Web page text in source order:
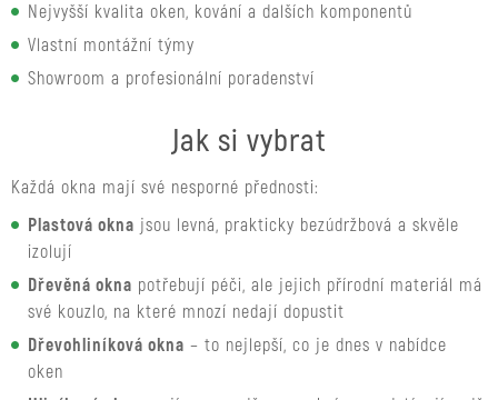
Nejvyšší kvalita oken, kování a dalších komponentů
Vlastní montážní týmy
Showroom a profesionální poradenství
Jak si vybrat
Každá okna mají své nesporné přednosti:
Plastová okna jsou levná, prakticky bezúdržbová a skvěle
izolují
Dřevěná okna potřebují péči, ale jejich přírodní materiál má
své kouzlo, na které mnozí nedají dopustit
Dřevohliníková okna – to nejlepší, co je dnes v nabídce
oken